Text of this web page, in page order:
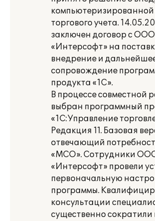
компьютеризированной
торгового учета.
заключен договор с
«Интерсофт» на
внедрение и
сопровождение
продукта «1С».
В процессе совместной
выбран программный
«1C:Управление
Редакция 11. Базовая
отвечающий
«МСО». Сотрудники
«Интерсофт» провели
первоначальную
программы.
консультации
существенно сократили